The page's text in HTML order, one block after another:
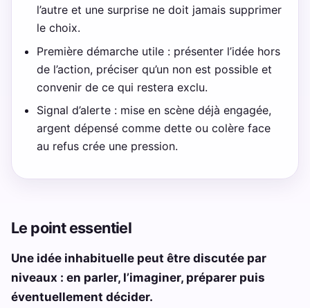
l’autre et une surprise ne doit jamais supprimer
le choix.
Première démarche utile : présenter l’idée hors
de l’action, préciser qu’un non est possible et
convenir de ce qui restera exclu.
Signal d’alerte : mise en scène déjà engagée,
argent dépensé comme dette ou colère face
au refus crée une pression.
Le point essentiel
Une idée inhabituelle peut être discutée par
niveaux : en parler, l’imaginer, préparer puis
éventuellement décider.